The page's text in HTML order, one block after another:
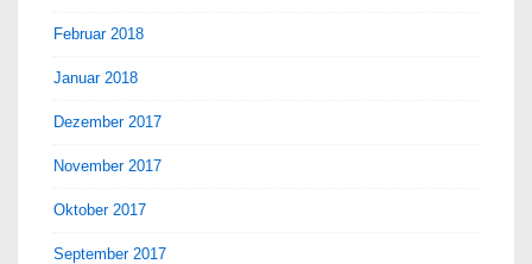
Februar 2018
Januar 2018
Dezember 2017
November 2017
Oktober 2017
September 2017